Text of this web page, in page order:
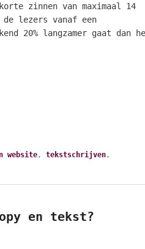
zinnen van maximaal 14
lezers vanaf een
20% langzamer gaat dan
website, tekstschrijven,
en tekst?